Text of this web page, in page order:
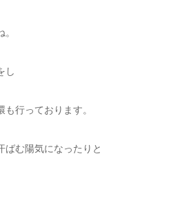
し
行っております。
ばむ陽気になったりと